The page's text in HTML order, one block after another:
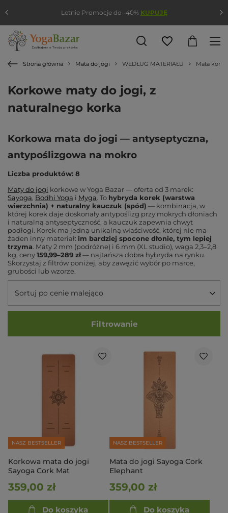
Strona główna Mata do jogi WEDŁUG MATERIAŁU Mata
Korkowe maty do jogi, z
naturalnego korka
Korkowa mata do jogi — antyseptyczna,
antypoślizgowa na mokro
Liczba produktów: 8
Maty do jogi korkowe w Yoga Bazar — oferta od 3 marek:
Sayoga, Bodhi Yoga i Myga. To hybryda korek (warstwa
wierzchnia) + naturalny kauczuk (spód) — kombinacja, w
której korek daje doskonały antypoślizg przy mokrych dłoniach
i naturalną antyseptyczność, a kauczuk zapewnia chwyt
podłogi. Korek ma jedną unikalną właściwość, której nie ma
żaden inny materiał: im bardziej spocone dłonie, tym lepiej
trzyma. Maty 2 mm (podróżne) i 6 mm (XL studio), waga 2,3–2,8
kg, ceny159,99–289 zł— najtańsza dobra hybryda na rynku.
Skorzystaj z filtrów poniżej, aby zawęzić wybór po marce,
grubości lub wzorze.
Sortuj po cenie malejąco
Filtrowanie
NASZ BESTSELLER
Korkowa mata do jogi
Sayoga Cork Mat
359,00 zł
Do koszyka
NASZ BESTSELLER
Mata do jogi Sayoga Cork
Elephant
359,00 zł
Do koszyka
Letnie Promocje do -40% KUPUJĘ